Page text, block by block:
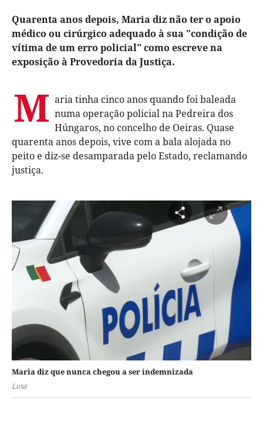
Quarenta anos depois, Maria diz não ter o apoio
médico ou cirúrgico adequado à sua "condição de
vítima de um erro policial" como escreve na
exposição à Provedoria da Justiça.
M aria tinha cinco anos quando foi baleada
numa operação policial na Pedreira dos
Húngaros, no concelho de Oeiras. Quase
quarenta anos depois, vive com a bala alojada no
peito e diz-se desamparada pelo Estado, reclamando
justiça.
Maria diz que nunca chegou a ser indemnizada
Lusa